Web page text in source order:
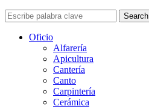
Search
Oficio
Alfarería
Apicultura
Cantería
Canto
Carpintería
Cerámica